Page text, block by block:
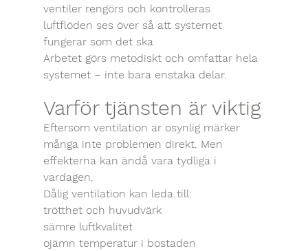
ventiler rengörs och kontrolleras
luftflöden ses över så att systemet
fungerar som det ska
Arbetet görs metodiskt och omfattar hela
systemet – inte bara enstaka delar.
Varför tjänsten är viktig
Eftersom ventilation är osynlig märker
många inte problemen direkt. Men
effekterna kan ändå vara tydliga i
vardagen.
Dålig ventilation kan leda till:
trötthet och huvudvärk
sämre luftkvalitet
ojämn temperatur i bostaden